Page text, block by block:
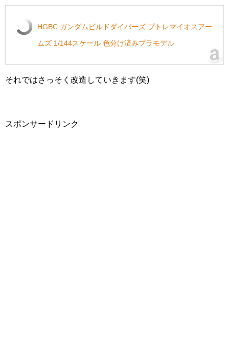
HGBC ガンダムビルドダイバーズ プトレマイオスアー
ムズ 1/144スケール 色分け済みプラモデル
それではさっそく改造していきます(笑)
スポンサードリンク